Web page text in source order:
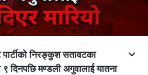
निरङ्कुश सतावटका
दिनपछि मण्डली अगुवालाई यातना